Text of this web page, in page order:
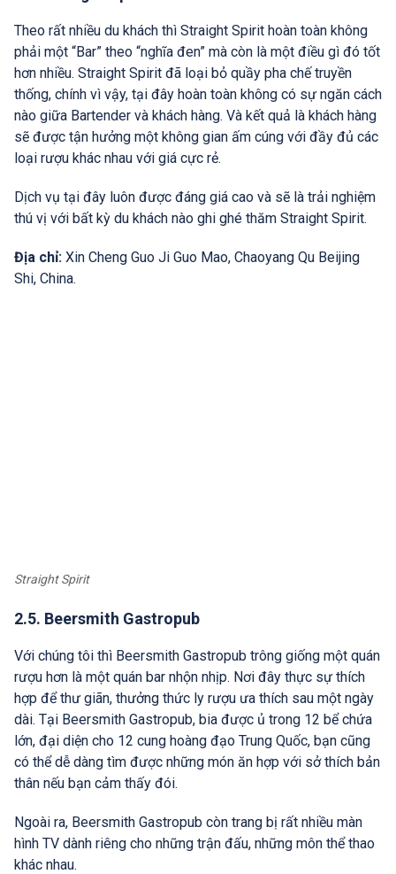
Theo rất nhiều du khách thì Straight Spirit hoàn toàn không
phải một “Bar” theo “nghĩa đen” mà còn là một điều gì đó tốt
hơn nhiều. Straight Spirit đã loại bỏ quầy pha chế truyền
thống, chính vì vậy, tại đây hoàn toàn không có sự ngăn cách
nào giữa Bartender và khách hàng. Và kết quả là khách hàng
sẽ được tận hưởng một không gian ấm cúng với đầy đủ các
loại rượu khác nhau với giá cực rẻ.
Dịch vụ tại đây luôn được đáng giá cao và sẽ là trải nghiệm
thú vị với bất kỳ du khách nào ghi ghé thăm Straight Spirit.
Địa chỉ: Xin Cheng Guo Ji Guo Mao, Chaoyang Qu Beijing
Shi, China.
Straight Spirit
2.5. Beersmith Gastropub
Với chúng tôi thì Beersmith Gastropub trông giống một quán
rượu hơn là một quán bar nhộn nhịp. Nơi đây thực sự thích
hợp để thư giãn, thưởng thức ly rượu ưa thích sau một ngày
dài. Tại Beersmith Gastropub, bia được ủ trong 12 bể chứa
lớn, đại diện cho 12 cung hoàng đạo Trung Quốc, bạn cũng
có thể dễ dàng tìm được những món ăn hợp với sở thích bản
thân nếu bạn cảm thấy đói.
Ngoài ra, Beersmith Gastropub còn trang bị rất nhiều màn
hình TV dành riêng cho những trận đấu, những môn thể thao
khác nhau.